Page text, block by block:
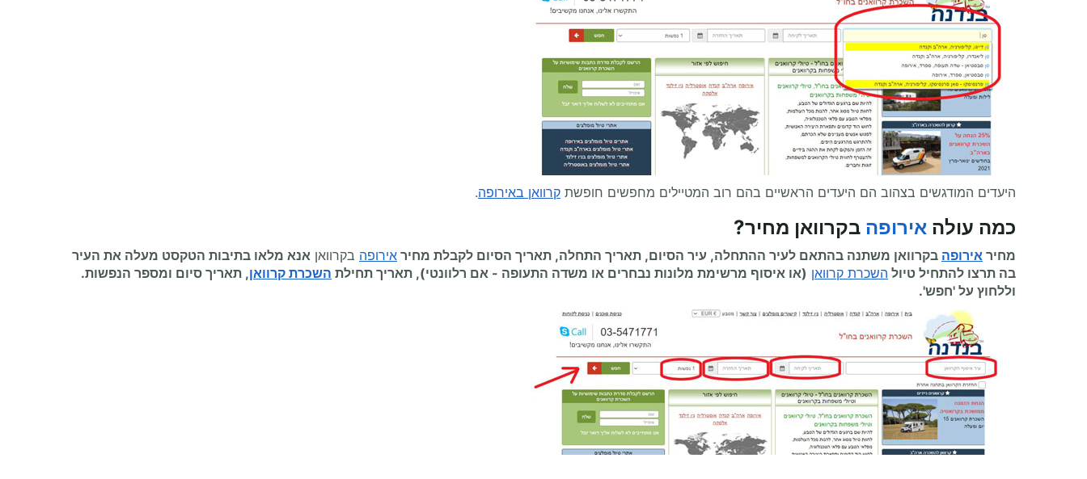
היעדים המודגשים בצהוב הם היעדים הראשיים בהם רוב המטיילים מחפשים חופשת קרוואן באירופה.
כמה עולה אירופה בקרוואן מחיר?
מחיר אירופה בקרוואן משתנה בהתאם לעיר ההתחלה, עיר הסיום, תאריך התחלה, תאריך הסיום לקבלת מחיר אירופה בקרוואן אנא מלאו בתיבות הטקסט מעלה את העיר
בה תרצו להתחיל טיול השכרת קרוואן (או איסוף מרשימת מלונות נבחרים או משדה התעופה - אם רלוונטי), תאריך תחילת השכרת קרוואן, תאריך סיום ומספר הנפשות.
וללחוץ על 'חפש'.